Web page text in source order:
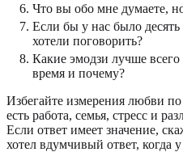
Что вы обо мне думаете,
Если бы у нас было
хотели поговорить?
Какие эмодзи лучше
время и почему?
Избегайте измерения любви
есть работа, семья, стресс и
Если ответ имеет значение,
хотел вдумчивый ответ, когда у